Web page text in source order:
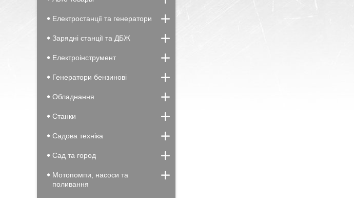
Електростанції та генератори
Зарядні станції та ДБЖ
Електроінструмент
Генератори бензинові
Обладнання
Станки
Садова техніка
Сад та город
Мотопомпи, насоси та
поливання